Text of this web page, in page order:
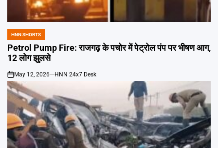
POSTED
IN
HNN SHORTS
Petrol Pump Fire: राजगढ़ के पचोर में पेट्रोल पंप पर भीषण आग,
12 लोग झुलसे
on
May 12, 2026 HNN 24x7 Desk